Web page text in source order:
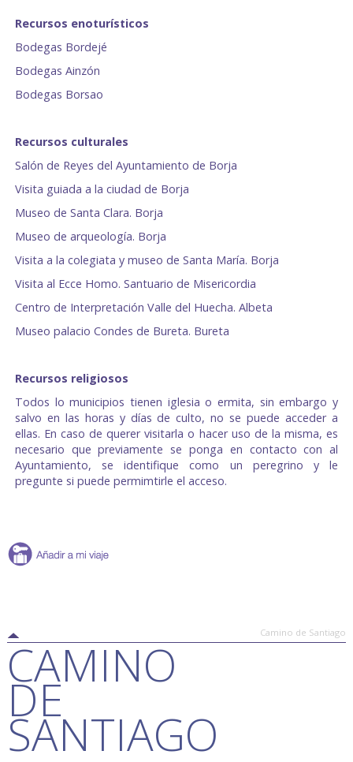
Recursos enoturísticos
Bodegas Bordejé
Bodegas Ainzón
Bodegas Borsao
Recursos culturales
Salón de Reyes del Ayuntamiento de Borja
Visita guiada a la ciudad de Borja
Museo de Santa Clara. Borja
Museo de arqueología. Borja
Visita a la colegiata y museo de Santa María. Borja
Visita al Ecce Homo. Santuario de Misericordia
Centro de Interpretación Valle del Huecha. Albeta
Museo palacio Condes de Bureta. Bureta
Recursos religiosos
Todos lo municipios tienen iglesia o ermita, sin embargo y
salvo en las horas y días de culto, no se puede acceder a
ellas. En caso de querer visitarla o hacer uso de la misma, es
necesario que previamente se ponga en contacto con al
Ayuntamiento, se identifique como un peregrino y le
pregunte si puede permimtirle el acceso.
Camino de Santiago
CAMINO
DE
SANTIAGO